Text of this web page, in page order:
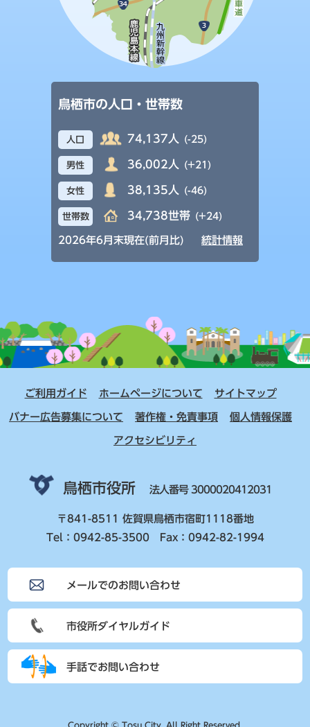
鳥栖市の人口・世帯数
人口 74,137人 (-25)
男性 36,002人 (+21)
女性 38,135人 (-46)
世帯数 34,738世帯 (+24)
2026年6月末現在(前月比) 統計情報
ご利用ガイド ホームページについて サイトマップ
バナー広告募集について 著作権・免責事項 個人情報保護
アクセシビリティ
鳥栖市役所 法人番号 3000020412031
〒841-8511 佐賀県鳥栖市宿町1118番地
Tel：0942-85-3500 Fax：0942-82-1994
メールでのお問い合わせ
市役所ダイヤルガイド
手話でお問い合わせ
Copyright © Tosu City. All Right Reserved.